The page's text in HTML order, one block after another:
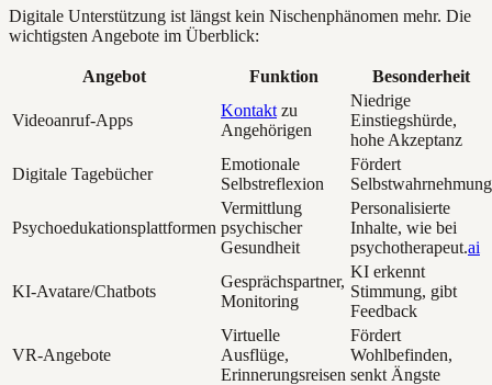
Digitale Unterstützung ist längst kein Nischenphänomen mehr. Die
wichtigsten Angebote im Überblick:
Angebot Funktion Besonderheit
Videoanruf-Apps
Kontakt zu
Angehörigen
Niedrige
Einstiegshürde,
hohe Akzeptanz
Digitale Tagebücher
Emotionale
Selbstreflexion
Fördert
Selbstwahrnehmung
Psychoedukationsplattformen
Vermittlung
psychischer
Gesundheit
Personalisierte
Inhalte, wie bei
psychotherapeut.ai
KI-Avatare/Chatbots
Gesprächspartner,
Monitoring
KI erkennt
Stimmung, gibt
Feedback
VR-Angebote
Virtuelle
Ausflüge,
Erinnerungsreisen
Fördert
Wohlbefinden,
senkt Ängste